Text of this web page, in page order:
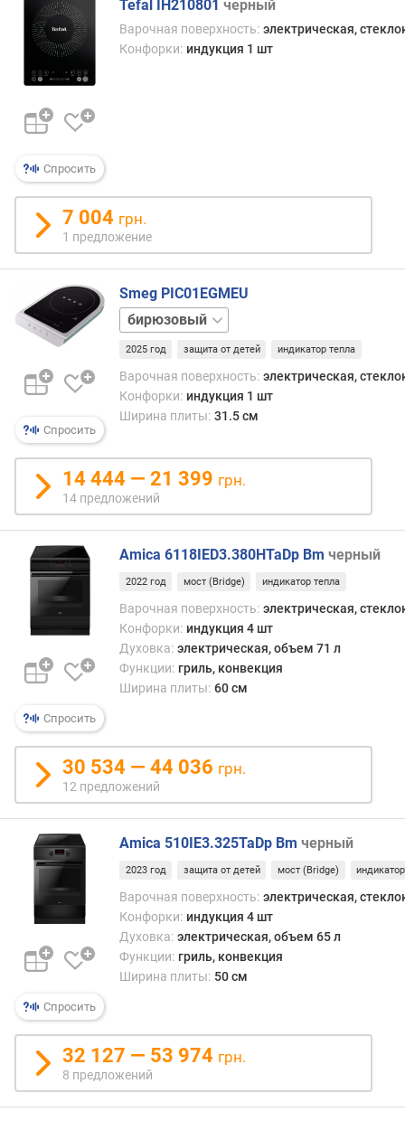
я
т
е
м
п
е
р
т
у
р
а
(
°
)
к
л
-
о
р
ж
о
в
п
г
о
т
в
л
е
н
и
я
ш
т
к
л
о
с
т
е
к
о
Спросить
Tefal IH210801 черный
Варочная поверхность: электрическая,
Конфорки: индукция 1 шт
7 004 грн.
1 предложение
Спросить
Smeg PIC01EGMEU
белый
черный
2025 год защита от детей индикатор тепла
Варочная поверхность: электрическая,
Конфорки: индукция 1 шт
Ширина плиты: 31.5 см
14 444 — 21 399 грн.
14 предложений
Спросить
Amica 6118IED3.380HTaDp Bm черный
2022 год мост (Bridge) индикатор тепла
Варочная поверхность: электрическая,
Конфорки: индукция 4 шт
Духовка: электрическая, объем 71 л
Функции: гриль, конвекция
Ширина плиты: 60 см
30 534 — 44 036 грн.
12 предложений
Спросить
Amica 510IE3.325TaDp Bm черный
2023 год защита от детей мост (Bridge)
Варочная поверхность: электрическая,
Конфорки: индукция 4 шт
Духовка: электрическая, объем 65 л
Функции: гриль, конвекция
Ширина плиты: 50 см
32 127 — 53 974 грн.
8 предложений